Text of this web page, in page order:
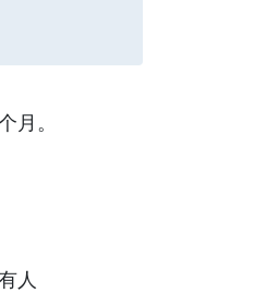
月。
人